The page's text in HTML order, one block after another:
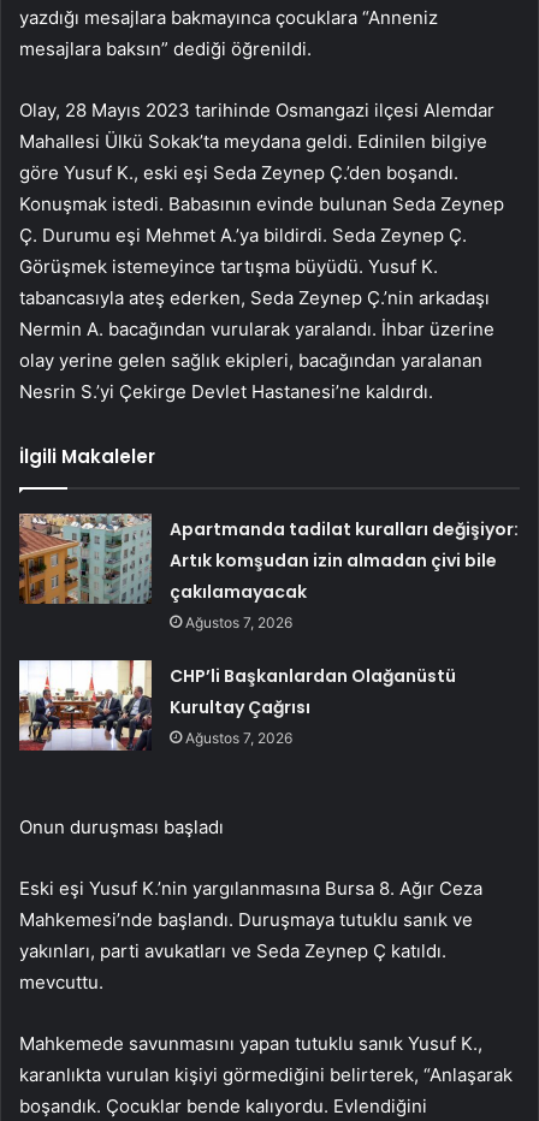
yazdığı mesajlara bakmayınca çocuklara “Anneniz
mesajlara baksın” dediği öğrenildi.
Olay, 28 Mayıs 2023 tarihinde Osmangazi ilçesi Alemdar
Mahallesi Ülkü Sokak’ta meydana geldi. Edinilen bilgiye
göre Yusuf K., eski eşi Seda Zeynep Ç.’den boşandı.
Konuşmak istedi. Babasının evinde bulunan Seda Zeynep
Ç. Durumu eşi Mehmet A.’ya bildirdi. Seda Zeynep Ç.
Görüşmek istemeyince tartışma büyüdü. Yusuf K.
tabancasıyla ateş ederken, Seda Zeynep Ç.’nin arkadaşı
Nermin A. bacağından vurularak yaralandı. İhbar üzerine
olay yerine gelen sağlık ekipleri, bacağından yaralanan
Nesrin S.’yi Çekirge Devlet Hastanesi’ne kaldırdı.
İlgili Makaleler
Apartmanda tadilat kuralları değişiyor:
Artık komşudan izin almadan çivi bile
çakılamayacak
Ağustos 7, 2026
CHP’li Başkanlardan Olağanüstü
Kurultay Çağrısı
Ağustos 7, 2026
Onun duruşması başladı
Eski eşi Yusuf K.’nin yargılanmasına Bursa 8. Ağır Ceza
Mahkemesi’nde başlandı. Duruşmaya tutuklu sanık ve
yakınları, parti avukatları ve Seda Zeynep Ç katıldı.
mevcuttu.
Mahkemede savunmasını yapan tutuklu sanık Yusuf K.,
karanlıkta vurulan kişiyi görmediğini belirterek, “Anlaşarak
boşandık. Çocuklar bende kalıyordu. Evlendiğini